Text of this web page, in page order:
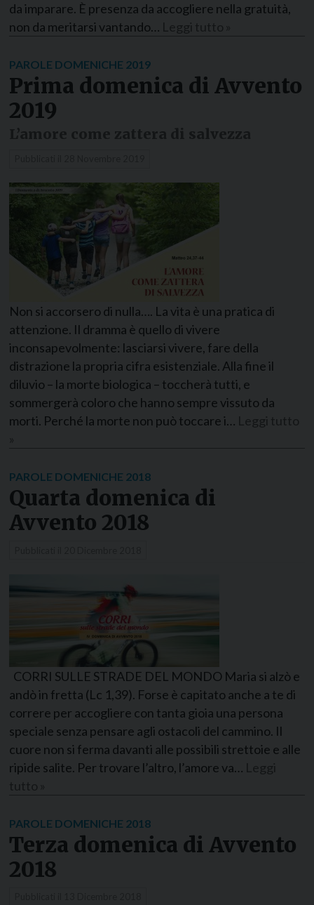
da imparare. È presenza da accogliere nella gratuità,
non da meritarsi vantando…
PAROLE DOMENICHE 2019
Prima domenica di Avvento
2019
Non si accorsero di nulla…. La vita è una pratica di
attenzione. Il dramma è quello di vivere
inconsapevolmente: lasciarsi vivere, fare della
distrazione la propria cifra esistenziale. Alla fine il
diluvio – la morte biologica – toccherà tutti, e
sommergerà coloro che hanno sempre vissuto da
morti. Perché la morte non può toccare i…
PAROLE DOMENICHE 2018
Quarta domenica di
Avvento 2018
CORRI SULLE STRADE DEL MONDO Maria si alzò e
andò in fretta (Lc 1,39). Forse è capitato anche a te di
correre per accogliere con tanta gioia una persona
speciale senza pensare agli ostacoli del cammino. Il
cuore non si ferma davanti alle possibili strettoie e alle
ripide salite. Per trovare l’altro, l’amore va…
PAROLE DOMENICHE 2018
Terza domenica di Avvento
2018